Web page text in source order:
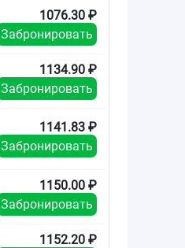
1076.30 ₽
Забронировать
1134.90 ₽
Забронировать
1141.83 ₽
Забронировать
1150.00 ₽
Забронировать
1152.20 ₽